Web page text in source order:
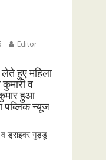
Editor
हुए महिला
व
हुआ
पब्लिक न्यूज
व ड्राइवर गुड्डू